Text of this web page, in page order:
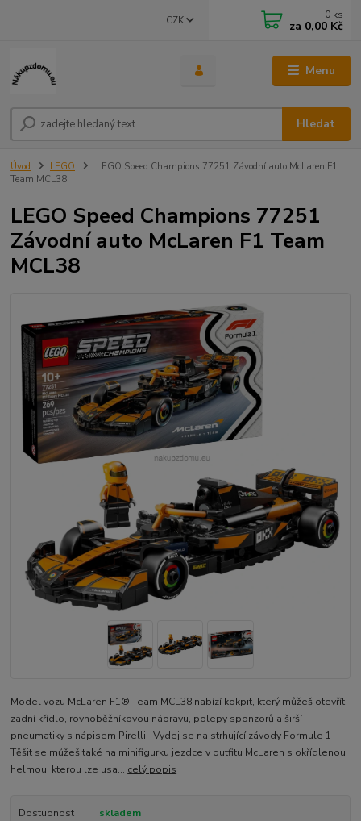
Menu
CZK
Hledat
0 ks
za 0,00 Kč
Úvod LEGO
LEGO Speed Champions 77251 Závodní auto McLaren F1
Team MCL38
LEGO Speed Champions 77251
Závodní auto McLaren F1 Team
MCL38
Model vozu McLaren F1® Team MCL38 nabízí kokpit, který můžeš otevřít,
zadní křídlo, rovnoběžníkovou nápravu, polepy sponzorů a širší
pneumatiky s nápisem Pirelli. Vydej se na strhující závody Formule 1
Těšit se můžeš také na minifigurku jezdce v outfitu McLaren s okřídlenou
helmou, kterou lze usa... celý popis
Dostupnost skladem